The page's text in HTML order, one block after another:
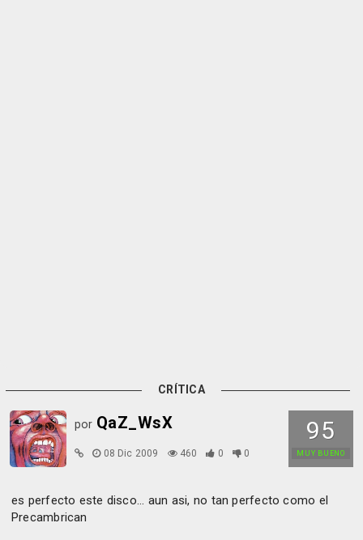
CRÍTICA
95
MUY BUENO
por QaZ_WsX
08 Dic 2009 460 0 0
es perfecto este disco... aun asi, no tan perfecto como el
Precambrican